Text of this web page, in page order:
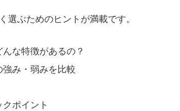
選ぶためのヒントが満載です。
な特徴があるの？
み・弱みを比較
ポイント